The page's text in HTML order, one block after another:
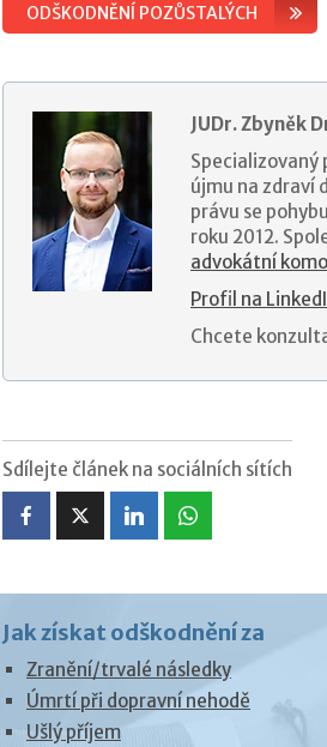
ODŠKODNĚNÍ POZŮSTALÝCH
JUDr. Zbyněk
újmu na zdraví
právu se
roku 2012.
advokátní
Profil na
Chcete
Sdílejte článek na sociálních sítích
Jak získat odškodnění za
Zranění/trvalé následky
Úmrtí při dopravní nehodě
Ušlý příjem